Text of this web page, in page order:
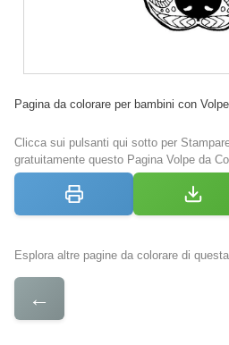
Pagina da colorare per bambini con
Clicca sui pulsanti qui sotto per
gratuitamente questo Pagina Volpe da
Esplora altre pagine da colorare di
←